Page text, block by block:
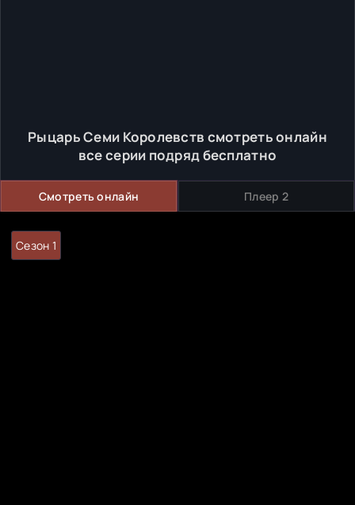
Рыцарь Семи Королевств смотреть онлайн
все серии подряд бесплатно
Смотреть онлайн Плеер 2
Сезон 1